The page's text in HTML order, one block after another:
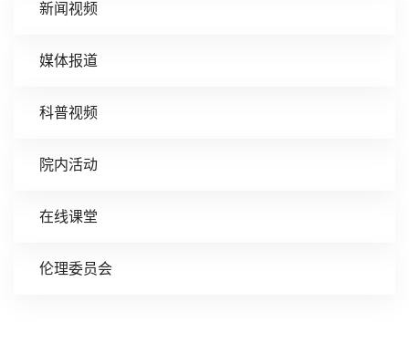
新闻视频
媒体报道
科普视频
院内活动
在线课堂
伦理委员会